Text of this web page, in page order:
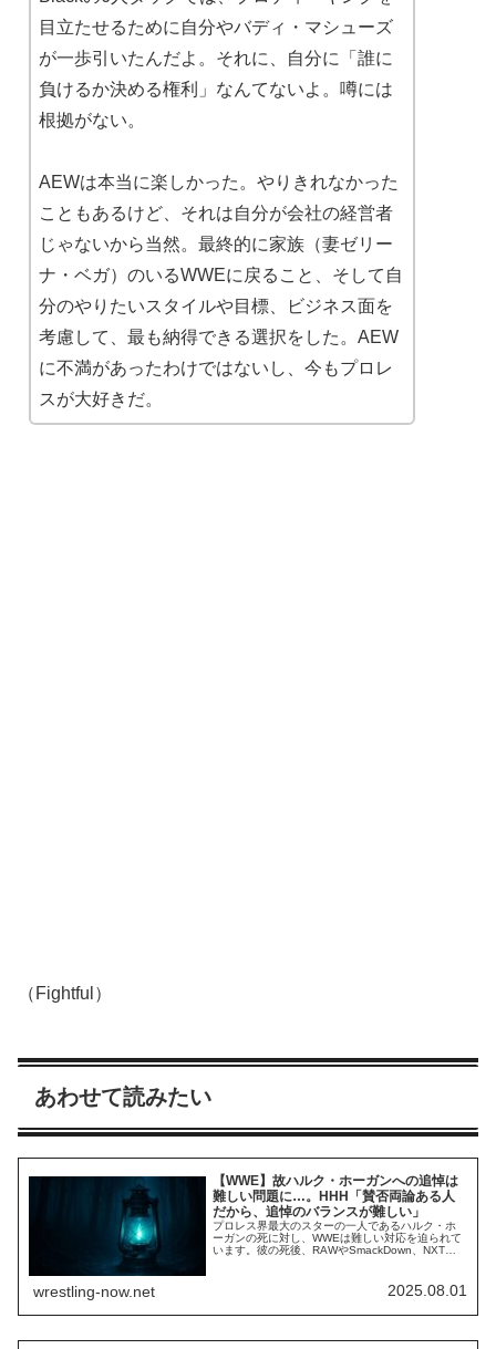
目立たせるために自分やバディ・マシューズ
が一歩引いたんだよ。それに、自分に「誰に
負けるか決める権利」なんてないよ。噂には
根拠がない。
AEWは本当に楽しかった。やりきれなかった
こともあるけど、それは自分が会社の経営者
じゃないから当然。最終的に家族（妻ゼリー
ナ・ベガ）のいるWWEに戻ること、そして自
分のやりたいスタイルや目標、ビジネス面を
考慮して、最も納得できる選択をした。AEW
に不満があったわけではないし、今もプロレ
スが大好きだ。
（Fightful）
あわせて読みたい
【WWE】故ハルク・ホーガンへの追悼は
難しい問題に…。HHH「賛否両論ある人
だから、追悼のバランスが難しい」
プロレス界最大のスターの一人であるハルク・ホ
ーガンの死に対し、WWEは難しい対応を迫られて
います。彼の死後、RAWやSmackDown、NXTで
応は当然と言えるでしょう。しかし、ホーガンの
追悼は簡単な話ではありません。過去の人種差別
wrestling-now.net 2025.08.01